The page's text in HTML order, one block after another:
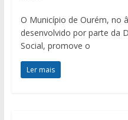
O Município de Ourém, no
desenvolvido por parte da
Social, promove o
Ler mais